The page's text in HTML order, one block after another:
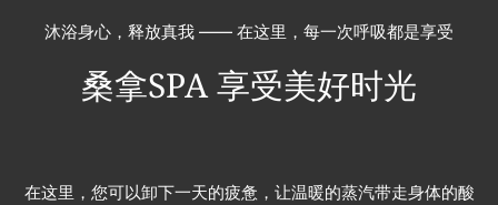
沐浴身心，释放真我 —— 在这里，每一次呼吸都是享受
桑拿SPA享受美好时光
在这里，您可以卸下一天的疲惫，让温暖的蒸汽带走身体的酸